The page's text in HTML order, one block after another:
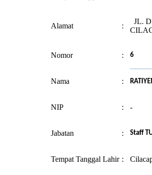
Alamat :
JL.
Nomor : 6
Nama :
NIP : -
Jabatan : Staff
Tempat Tanggal Lahir :